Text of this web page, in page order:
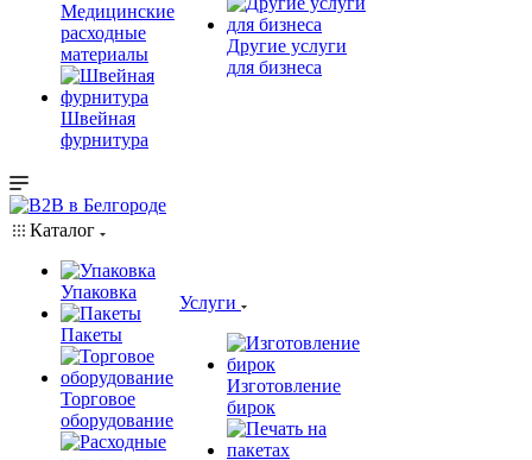
Медицинские
расходные
материалы
Швейная
фурнитура
Другие услуги
для бизнеса
Каталог
Упаковка
Пакеты
Торговое
оборудование
Услуги
Изготовление
бирок